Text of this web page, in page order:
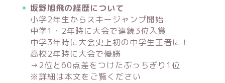
坂野旭飛の経歴について
小学2年生からスキージャンプ開始
中学1・2年時に大会で連続3位入賞
中学3年時に大会史上初の中学生王者に！
高校2年時に大会で優勝
→2位と60点差をつけたぶっちぎり1位
※詳細は本文をご覧ください